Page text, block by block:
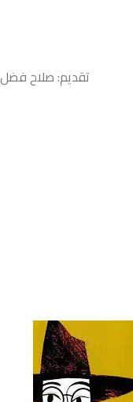
تقديم: صلاح فضل